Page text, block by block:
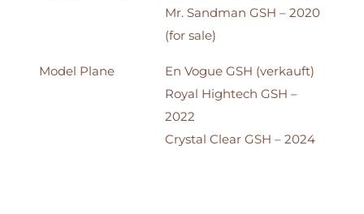
Mr. Sandman GSH – 2020
(for sale)
Model Plane
En Vogue GSH (verkauft)
Royal Hightech GSH –
2022
Crystal Clear GSH – 2024